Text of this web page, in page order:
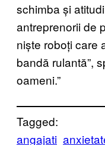
schimba și
antreprenorii de
niște roboți care
bandă rulantă”,
oameni.”
Tagged:
angajati